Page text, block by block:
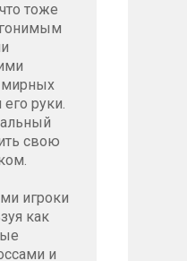
тоже
гонимым
мирных
руки.
свою
игроки
как
и